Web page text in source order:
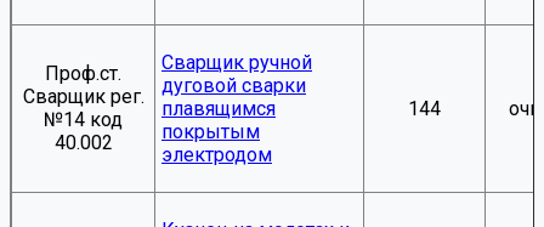
Проф.ст.
Сварщик рег.
№14 код
40.002
Сварщик ручной
дуговой сварки
плавящимся
покрытым
электродом
144